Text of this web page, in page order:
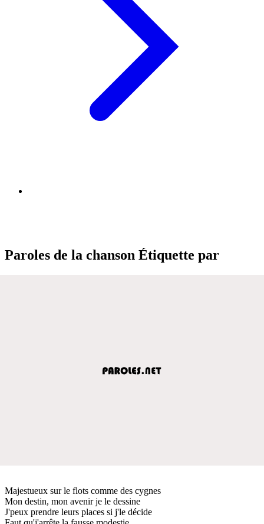
Paroles de la chanson Étiquette par
Majestueux sur le flots comme des cygnes
Mon destin, mon avenir je le dessine
J'peux prendre leurs places si j'le décide